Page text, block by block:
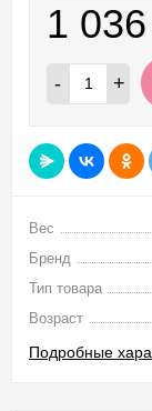
1 036
- +
Вес
Бренд
Тип товара
Возраст
Подробные